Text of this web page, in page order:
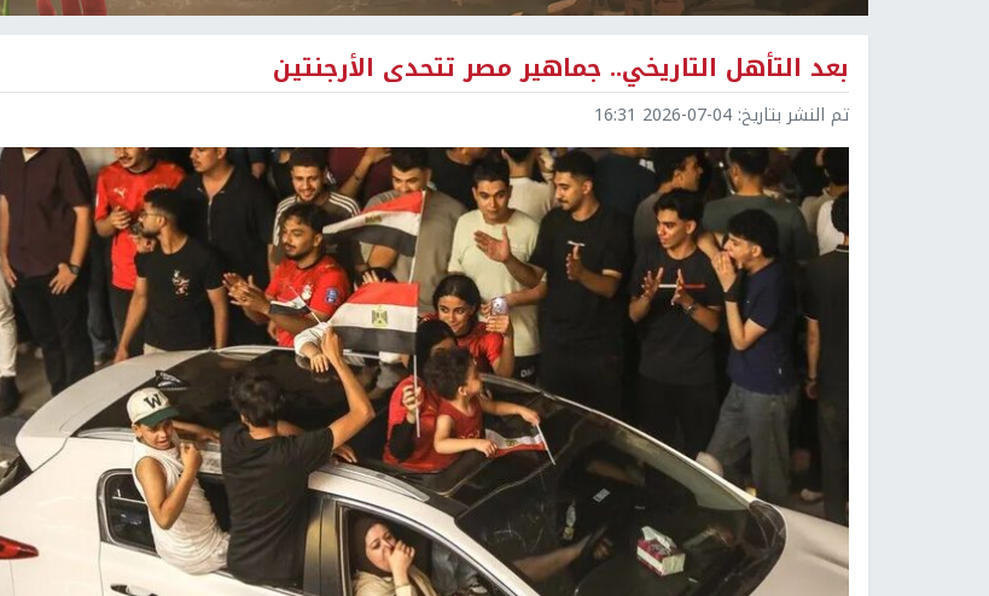
بعد التأهل التاريخي.. جماهير مصر تتحدى الأرجنتين
تم النشر بتاريخ: 2026-07-04 16:31